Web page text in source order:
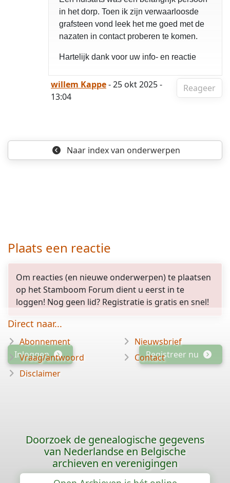
in het dorp. Toen ik zijn verwaarloosde
grafsteen vond leek het me goed met de
nazaten in contact proberen te komen.
Hartelijk dank voor uw info- en reactie
Reageer
willem Kappe- 25 okt 2025 -
13:04
Naar indexvan onderwerpen
Plaats een reactie
Om reacties (en nieuwe onderwerpen) te plaatsen
op het Stamboom Forum dient u eerst in te
loggen! Nog geen lid? Registratie is gratis en snel!
Inloggen Registreer nu
Direct naar...
Abonnement
Vraag/antwoord
Disclaimer
Nieuwsbrief
Contact
Doorzoek de genealogische gegevens
van Nederlandse en Belgische
archieven en verenigingen